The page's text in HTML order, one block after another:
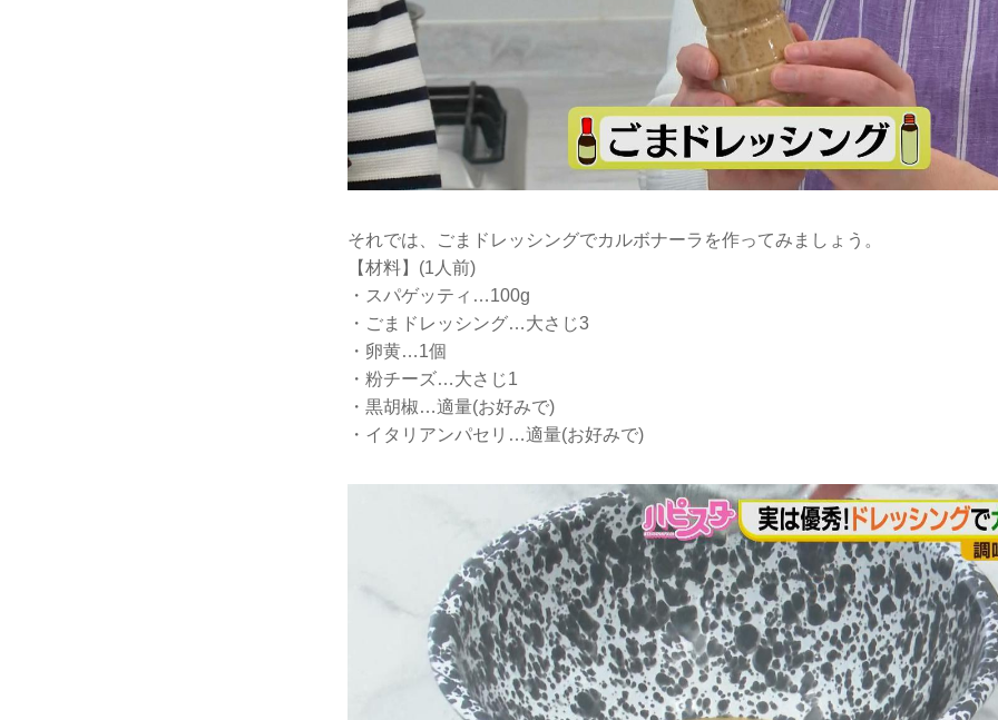
それでは、ごまドレッシングでカルボナーラを作ってみましょう。
【材料】(1人前)
・スパゲッティ…100g
・ごまドレッシング…大さじ3
・卵黄…1個
・粉チーズ…大さじ1
・黒胡椒…適量(お好みで)
・イタリアンパセリ…適量(お好みで)